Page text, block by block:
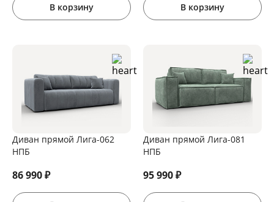
В корзину В корзину
Диван прямой Лига-062
НПБ
86 990₽
Диван прямой Лига-081
НПБ
95 990₽